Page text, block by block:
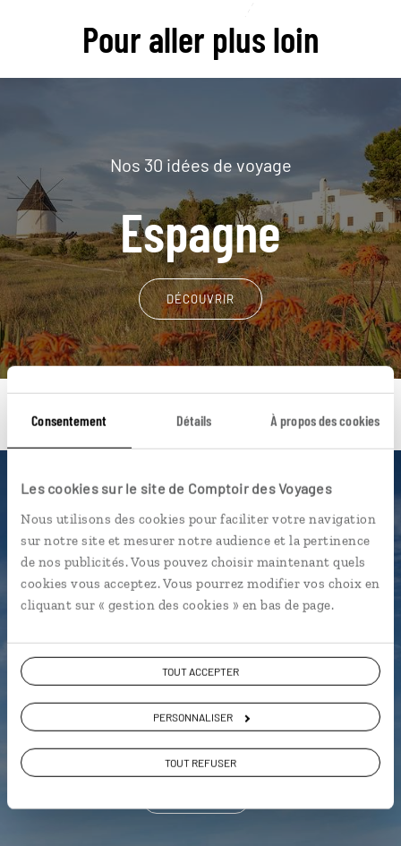
Consentement Détails À propos des cookies
Les cookies sur le site de Comptoir des Voyages
Nous utilisons des cookies pour faciliter votre navigation
sur notre site et mesurer notre audience et la pertinence
de nos publicités. Vous pouvez choisir maintenant quels
cookies vous acceptez. Vous pourrez modifier vos choix en
cliquant sur « gestion des cookies » en bas de page.
TOUT ACCEPTER
PERSONNALISER
TOUT REFUSER
Pour aller plus loin
Nos 30 idées de voyage
Espagne
DÉCOUVRIR
Une envie de voyage
particulière ?
Castros celtes - Galice Baiona - Galice
Cathédrale de St Jacques de Compostelle - Galice
Dunes de Corrubedo - Galice